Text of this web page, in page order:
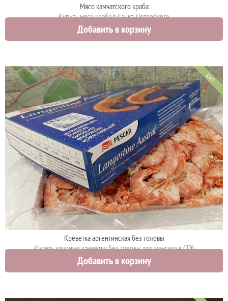
Мясо камчатского краба
Купить мясо краба в Санкт-Петербурге
3100 руб.
Добавить в корзину
ХИТ
Креветка аргентинская без головы
Купить крупную креветку без головы для мангала в СПб
3150 руб.
Добавить в корзину